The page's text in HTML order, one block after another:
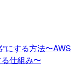
にする方法〜AWS
仕組み〜